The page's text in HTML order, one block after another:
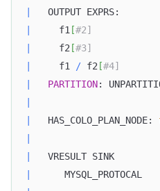
     f1
[#2]
     f2
[#3]
     f1
/ f2 [#4]
PARTITION:
   HAS_COLO_PLAN_NODE: